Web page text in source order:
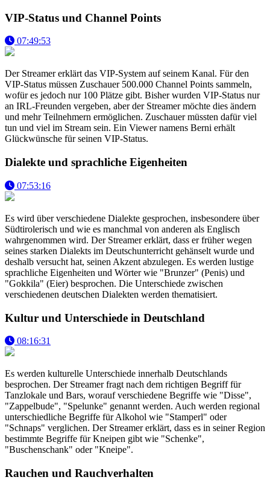
VIP-Status und Channel Points
07:49:53
Der Streamer erklärt das VIP-System auf seinem Kanal. Für den
VIP-Status müssen Zuschauer 500.000 Channel Points sammeln,
wofür es jedoch nur 100 Plätze gibt. Bisher wurden VIP-Status nur
an IRL-Freunden vergeben, aber der Streamer möchte dies ändern
und mehr Teilnehmern ermöglichen. Zuschauer müssten dafür viel
tun und viel im Stream sein. Ein Viewer namens Berni erhält
Glückwünsche für seinen VIP-Status.
Dialekte und sprachliche Eigenheiten
07:53:16
Es wird über verschiedene Dialekte gesprochen, insbesondere über
Südtirolerisch und wie es manchmal von anderen als Englisch
wahrgenommen wird. Der Streamer erklärt, dass er früher wegen
seines starken Dialekts im Deutschunterricht gehänselt wurde und
deshalb versucht hat, seinen Akzent abzulegen. Es werden lustige
sprachliche Eigenheiten und Wörter wie "Brunzer" (Penis) und
"Gokkila" (Eier) besprochen. Die Unterschiede zwischen
verschiedenen deutschen Dialekten werden thematisiert.
Kultur und Unterschiede in Deutschland
08:16:31
Es werden kulturelle Unterschiede innerhalb Deutschlands
besprochen. Der Streamer fragt nach dem richtigen Begriff für
Tanzlokale und Bars, worauf verschiedene Begriffe wie "Disse",
"Zappelbude", "Spelunke" genannt werden. Auch werden regional
unterschiedliche Begriffe für Alkohol wie "Stamperl" oder
"Schnaps" verglichen. Der Streamer erklärt, dass es in seiner Region
bestimmte Begriffe für Kneipen gibt wie "Schenke",
"Buschenschank" oder "Kneipe".
Rauchen und Rauchverhalten